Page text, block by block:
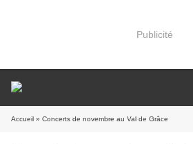
Publicité
Accueil » Concerts de novembre au Val de Grâce